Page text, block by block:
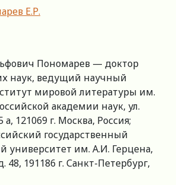
Е.Р.
Пономарев — доктор
наук, ведущий научный
мировой литературы им.
академии наук, ул.
а, 121069 г. Москва, Россия;
государственный
университет им. А.И. Герцена,
48, 191186 г. Санкт-Петербург,